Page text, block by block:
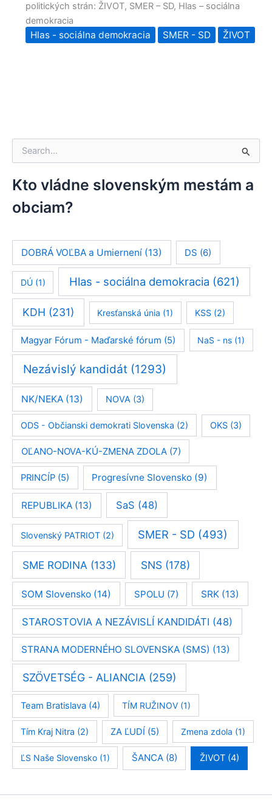
ľ
a
d
:
Kto vládne slovenským mestám a
obciam?
DOBRÁ VOĽBA a Umiernení(13) DS (6)
DÚ(1) Hlas - sociálna demokracia (621)
KDH (231) Kresťanská únia (1) KSS(2)
Magyar Fórum - Maďarské fórum (5) NaS - ns (1)
Nezávislý kandidát (1293)
NK/NEKA(13) NOVA(3)
ODS - Občianski demokrati Slovenska (2) OKS(3)
OĽANO-NOVA-KÚ-ZMENA ZDOLA(7)
PRINCÍP (5) Progresívne Slovensko (9)
REPUBLIKA(13) SaS (48)
Slovenský PATRIOT(2) SMER - SD (493)
SME RODINA (133) SNS (178)
SOM Slovensko (14) SPOLU (7) SRK (13)
STAROSTOVIA A NEZÁVISLÍ KANDIDÁTI (48)
STRANA MODERNÉHO SLOVENSKA (SMS) (13)
SZÖVETSÉG - ALIANCIA(259)
Team Bratislava (4) TÍM RUŽINOV (1)
Tím Kraj Nitra (2) ZA ĽUDÍ (5) Zmena zdola (1)
ĽS Naše Slovensko(1) ŠANCA(8) ŽIVOT(4)
politických strán: ŽIVOT, SMER – SD, Hlas – sociálna
demokracia
Hlas - sociálna demokracia SMER - SD ŽIVOT